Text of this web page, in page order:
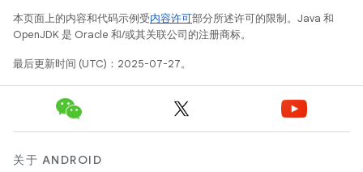
本页面上的内容和代码示例受内容许可部分所述许可的限制。Java 和
OpenJDK 是 Oracle 和/或其关联公司的注册商标。
最后更新时间 (UTC)：2025-07-27。
关于 ANDROID